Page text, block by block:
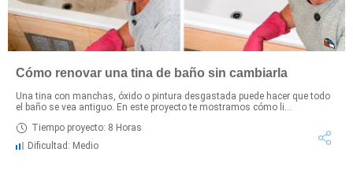
Cómo renovar una tina de baño sin cambiarla
Una tina con manchas, óxido o pintura desgastada puede hacer que todo
el baño se vea antiguo. En este proyecto te mostramos cómo li...
Tiempo proyecto: 8 Horas
Dificultad: Medio